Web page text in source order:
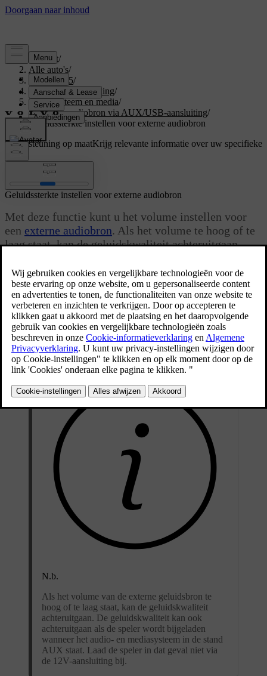
Support/
Alle auto's/
XC60 2015/
Gebruikershandleiding/
Audiosysteem en media/
Externe audiobron via AUX/USB-aansluiting/
Geluidssterkte instellen voor externe audiobron
Ondersteuning op maatKrijg relevante informatie over uw specifieke
auto.
Geluidssterkte instellen voor externe audiobron
Met deze functie kunt u het volume instellen voor
een externe audiobron. Als het volume te hoog of te
laag staat, kan de geluidskwaliteit achteruitgaan.
Bij aansluiting van een externe audiobron (zoals een mp3-speler of
iPod®) op de AUX-ingang verschilt het ingestelde volume van deze
audiobron mogelijk van het volume waarop het audiosysteem
(bijvoorbeeld de radio) speelt. Corrigeer dit door het ingangsvolume
van de ingang aan te passen: Druk in de normaalweergave van de
AUX-bron opOK/MENU , kiesAUX-ingangen daarna de volume-
instellingStandaardofBoost.
N.b.
Als het volume van de externe geluidsbron te
hoog of te laag staat, kan de geluidskwaliteit
achteruitgaan. De geluidskwaliteit kan ook
achteruitgaan als de speler wordt bijgeladen
wanneer het audio- en mediasysteem in de stand
AUX staat. Laad de speler in dat geval niet via
de 12V-aansluiting bij.